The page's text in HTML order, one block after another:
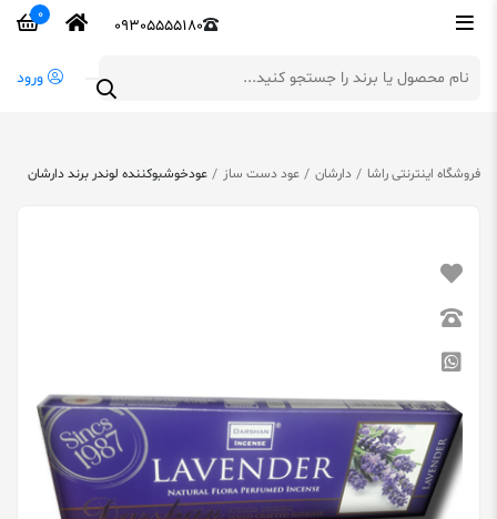
09305555180
0
ورود
فروشگاه اینترنتی راشا دارشان عود دست ساز عودخوشبوکننده لوندر برند دارشان